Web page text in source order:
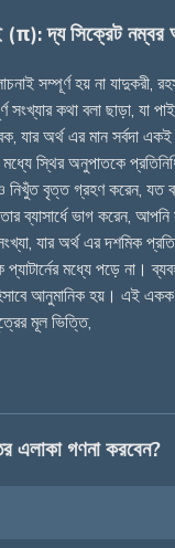
(π): দ্য সিক্রেট নম্বর
সম্পূর্ণ হয় না যাদুকরী,
সংখ্যার কথা বলা ছাড়া, যা
যার অর্থ এর মান সর্বদা
স্থির অনুপাতকে
বৃত্ত গ্রহণ করেন, যত
ব্যাসার্ধে ভাগ করেন, আপনি
যার অর্থ এর দশমিক
মধ্যে পড়ে না।
আনুমানিক হয়। এই একক
মূল ভিত্তি,
এলাকা গণনা করবেন?